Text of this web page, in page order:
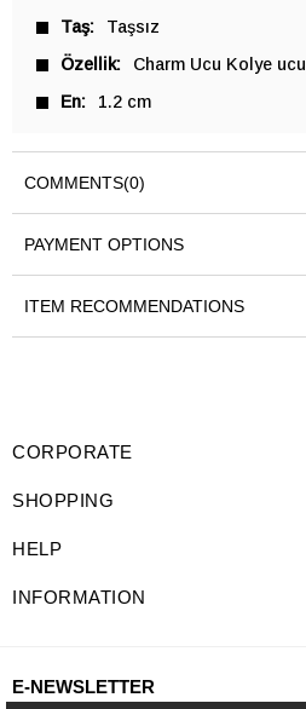
Taş
Taşsız
Özellik
Charm Ucu Kolye ucu
En
1.2 cm
COMMENTS(0)
PAYMENT OPTIONS
ITEM RECOMMENDATIONS
CORPORATE
SHOPPING
HELP
INFORMATION
E-NEWSLETTER